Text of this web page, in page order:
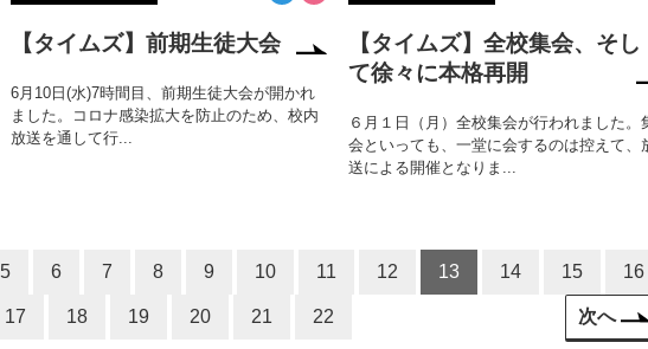
【タイムズ】前期生徒大会
6月10日(水)7時間目、前期生徒大会が開かれ
ました。コロナ感染拡大を防止のため、校内
放送を通して行...
【タイムズ】全校集会、そし
て徐々に本格再開
６月１日（月）全校集会が行われました。
会といっても、一堂に会するのは控えて、
送による開催となりま...
5 6 7 8 9 10 11 12 13 14 15 16
17 18 19 20 21 22 次へ